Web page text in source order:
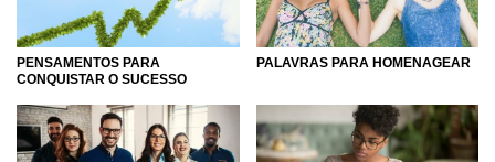
PENSAMENTOS PARA
CONQUISTAR O SUCESSO
PALAVRAS PARA HOMENAGEAR